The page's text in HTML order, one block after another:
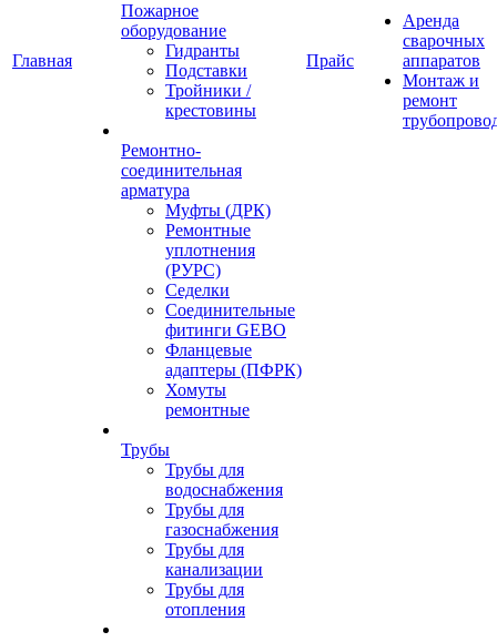
Главная
Пожарное
оборудование
Гидранты
Подставки
Тройники /
крестовины
Ремонтно-
соединительная
арматура
Муфты (ДРК)
Ремонтные
уплотнения
(РУРС)
Седелки
Соединительные
фитинги GEBO
Фланцевые
адаптеры (ПФРК)
Хомуты
ремонтные
Трубы
Трубы для
водоснабжения
Трубы для
газоснабжения
Трубы для
канализации
Трубы для
отопления
Прайс
Аренда
сварочных
аппаратов
Монтаж и
ремонт